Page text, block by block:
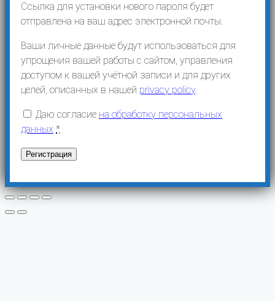
Ссылка для установки нового пароля будет
отправлена ​​на ваш адрес электронной почты.
Ваши личные данные будут использоваться для
упрощения вашей работы с сайтом, управления
доступом к вашей учётной записи и для других
целей, описанных в нашей privacy policy.
Даю согласие на обработку персональных
данных *
Регистрация